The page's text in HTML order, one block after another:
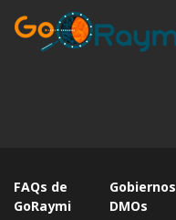
FAQs de
GoRaymi
DMOs